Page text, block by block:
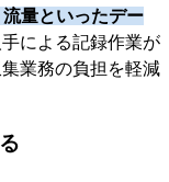
量といったデー
による記録作業が
業務の負担を軽減